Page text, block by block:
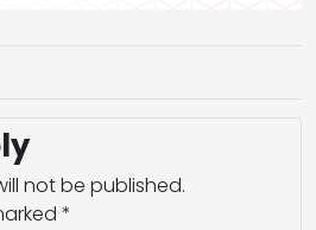
not be published.
*